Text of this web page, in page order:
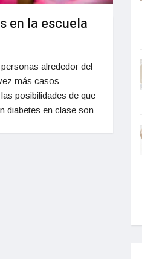
en la escuela
alrededor del
más casos
posibilidades de que
diabetes en clase son